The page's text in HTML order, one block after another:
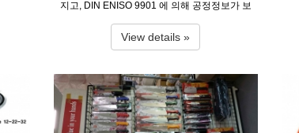
지고, DIN ENISO 9901 에 의해 공정정보가 보
유동적으로 고객의 욕구를 충족 중앙 EDP 시스
템으로 주문에서 배송까지 효과적으로 관리 친
합한 용수를 사용하여 생산 정보 출처 : 한국 후
지 공업
View details »